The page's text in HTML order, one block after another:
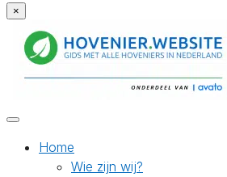
×
Home
Wie zijn wij?